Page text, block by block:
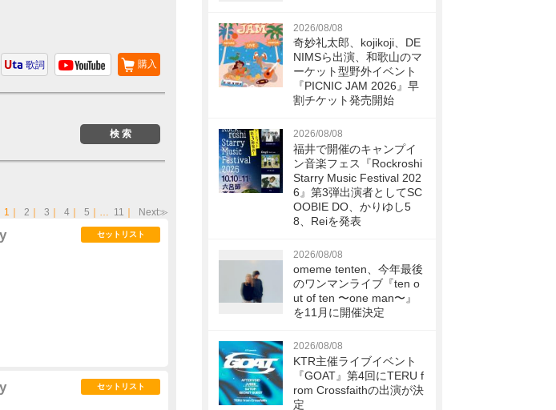
購入
歌詞
1 ｜ 2 ｜ 3 ｜ 4 ｜ 5 ｜… 11 ｜ Next≫
セットリスト
セットリスト
2026/08/08
奇妙礼太郎、kojikoji、DE
NIMSら出演、和歌山のマ
ーケット型野外イベント
『PICNIC JAM 2026』早
割チケット発売開始
2026/08/08
福井で開催のキャンプイ
ン音楽フェス『Rockroshi
Starry Music Festival 202
6』第3弾出演者としてSC
OOBIE DO、かりゆし5
8、Reiを発表
2026/08/08
omeme tenten、今年最後
のワンマンライブ『ten o
ut of ten 〜one man〜』
を11月に開催決定
2026/08/08
KTR主催ライブイベント
『GOAT』第4回にTERU f
rom Crossfaithの出演が決
定